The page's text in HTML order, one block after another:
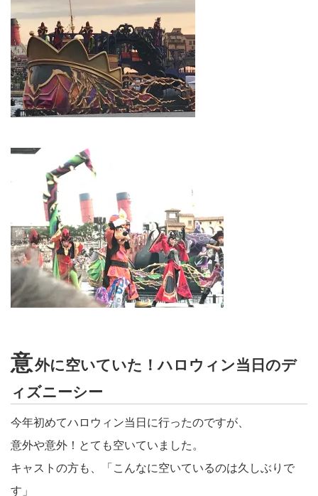
意外に空いていた！ハロウィン当日のデ
ィズニーシー
今年初めてハロウィン当日に行ったのですが、
意外や意外！とても空いていました。
キャストの方も、「こんなに空いているのは久しぶりで
す」